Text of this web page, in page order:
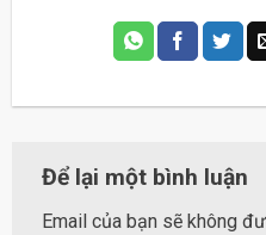
Để lại một bình luận
Email của bạn sẽ không